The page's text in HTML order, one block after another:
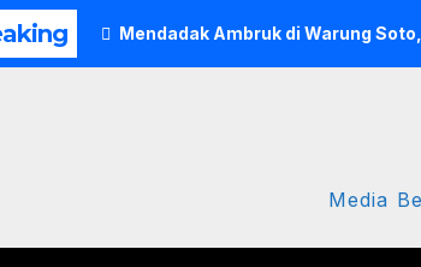
Mendadak Ambruk di Warung
Media